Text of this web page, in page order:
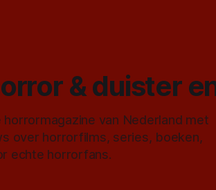
& duister
van Nederland met
over horrorfilms, series, boeken,
echte horrorfans.